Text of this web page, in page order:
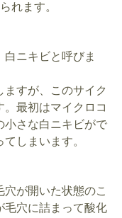
れます。
ニキビと呼びま
ますが、このサイク
最初はマイクロコ
小さな白ニキビがで
しまいます。
が開いた状態のこ
毛穴に詰まって酸化